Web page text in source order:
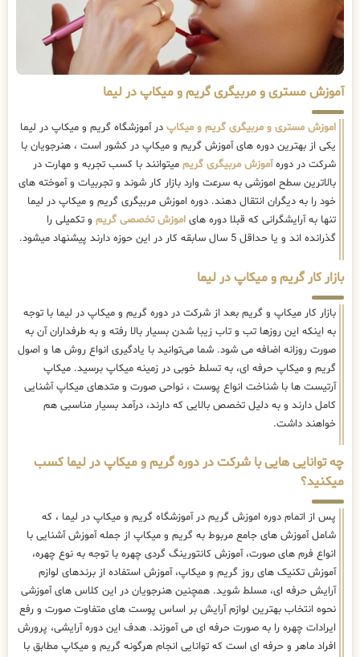
آموزش مستری و مربیگری گریم و میکاپ در لیما
اموزش مستری و مربیگری گریم و میکاپ در آموزشگاه گریم و میکاپ در لیما
یکی از بهترین دوره های آموزش گریم و میکاپ در کشور است ، هنرجویان با
شرکت در دورهآموزش مربیگری گریم میتوانند با کسب تجربه و مهارت در
بالاترین سطح اموزشی به سرعت وارد بازار کار شوند و تجربیات و آموخته های
خود را به دیگران انتقال دهند. دوره اموزش مربیگری گریم و میکاپ در لیما
تنها به آرایشگرانی که قبلا دوره های اموزش تخصصی گریم و تکمیلی را
گذرانده اند و یا حداقل 5 سال سابقه کار در این حوزه دارند پیشنهاد میشود.
بازار کار گریم و میکاپ در لیما
بازار کار میکاپ و گریم بعد از شرکت در دوره گریم و میکاپ در لیما با توجه
به اینکه این روزها تب و تاب زیبا شدن بسیار بالا رفته و به طرفداران آن به
صورت روزانه اضافه می شود. شما می‌توانید با یادگیری انواع روش ها و اصول
گریم و میکاپ حرفه ای، به تسلط خوبی در زمینه میکاپ برسید. میکاپ
آرتیست ها با شناخت انواع پوست ، نواحی صورت و متدهای میکاپ آشنایی
کامل دارند و به دلیل تخصص بالایی که دارند، درآمد بسیار مناسبی هم
خواهند داشت.
چه توانایی هایی با شرکت در دوره گریم و میکاپ در لیما کسب
میکنید؟
پس از اتمام دوره اموزش گریم در آموزشگاه گریم و میکاپ در لیما ، که
شامل آموزش های جامع مربوط به گریم و میکاپ از جمله آموزش آشنایی با
انواع فرم های صورت، آموزش کانتورینگ گردی چهره با توجه به نوع چهره،
آموزش تکنیک های روز گریم و میکاپ، آموزش استفاده از برندهای لوازم
آرایش حرفه ای، مسلط شوید. همچنین هنرجویان در این کلاس های آموزشی
نحوه انتخاب بهترین لوازم آرایش بر اساس پوست های متفاوت صورت و رفع
ایرادات چهره را به صورت حرفه ای می آموزند. هدف این دوره آرایشی، پرورش
افراد ماهر و حرفه ای است که توانایی انجام هرگونه گریم و میکاپ مطابق با